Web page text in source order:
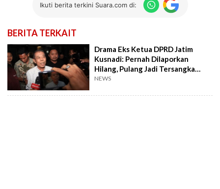
Ikuti berita terkini Suara.com di:
BERITA TERKAIT
Drama Eks Ketua DPRD Jatim
Kusnadi: Pernah Dilaporkan
Hilang, Pulang Jadi Tersangka
Korupsi Rp32,2 M
NEWS